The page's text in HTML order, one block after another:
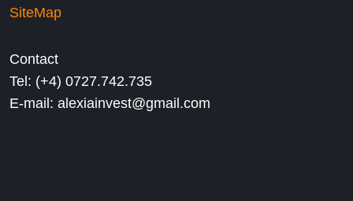
SiteMap
Contact
Tel: (+4) 0727.742.735
E-mail: alexiainvest@gmail.com